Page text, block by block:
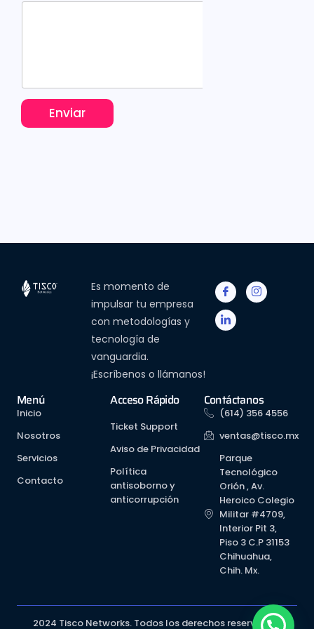
s
Enviar
Es momento de
impulsar tu empresa
con metodologías y
tecnología de
vanguardia.
¡Escríbenos o llámanos!
Acceso Rápido
Ticket Support
Aviso de Privacidad
Política
antisoborno y
anticorrupción
Contáctanos
(614) 356 4556
ventas@tisco.mx
Parque
Tecnológico
Orión , Av.
Heroico Colegio
Militar #4709,
Interior Pit 3,
Piso 3 C.P 31153
Chihuahua,
Chih. Mx.
Menú
Inicio
Nosotros
Servicios
Contacto
2024 Tisco Networks. Todos los derechos reservados.